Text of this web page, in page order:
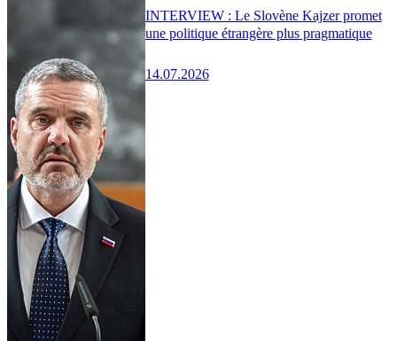
INTERVIEW : Le Slovène Kajzer promet
une politique étrangère plus pragmatique
14.07.2026